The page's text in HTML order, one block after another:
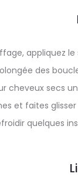
appliquez
des
cheveux secs
et faites
quelques